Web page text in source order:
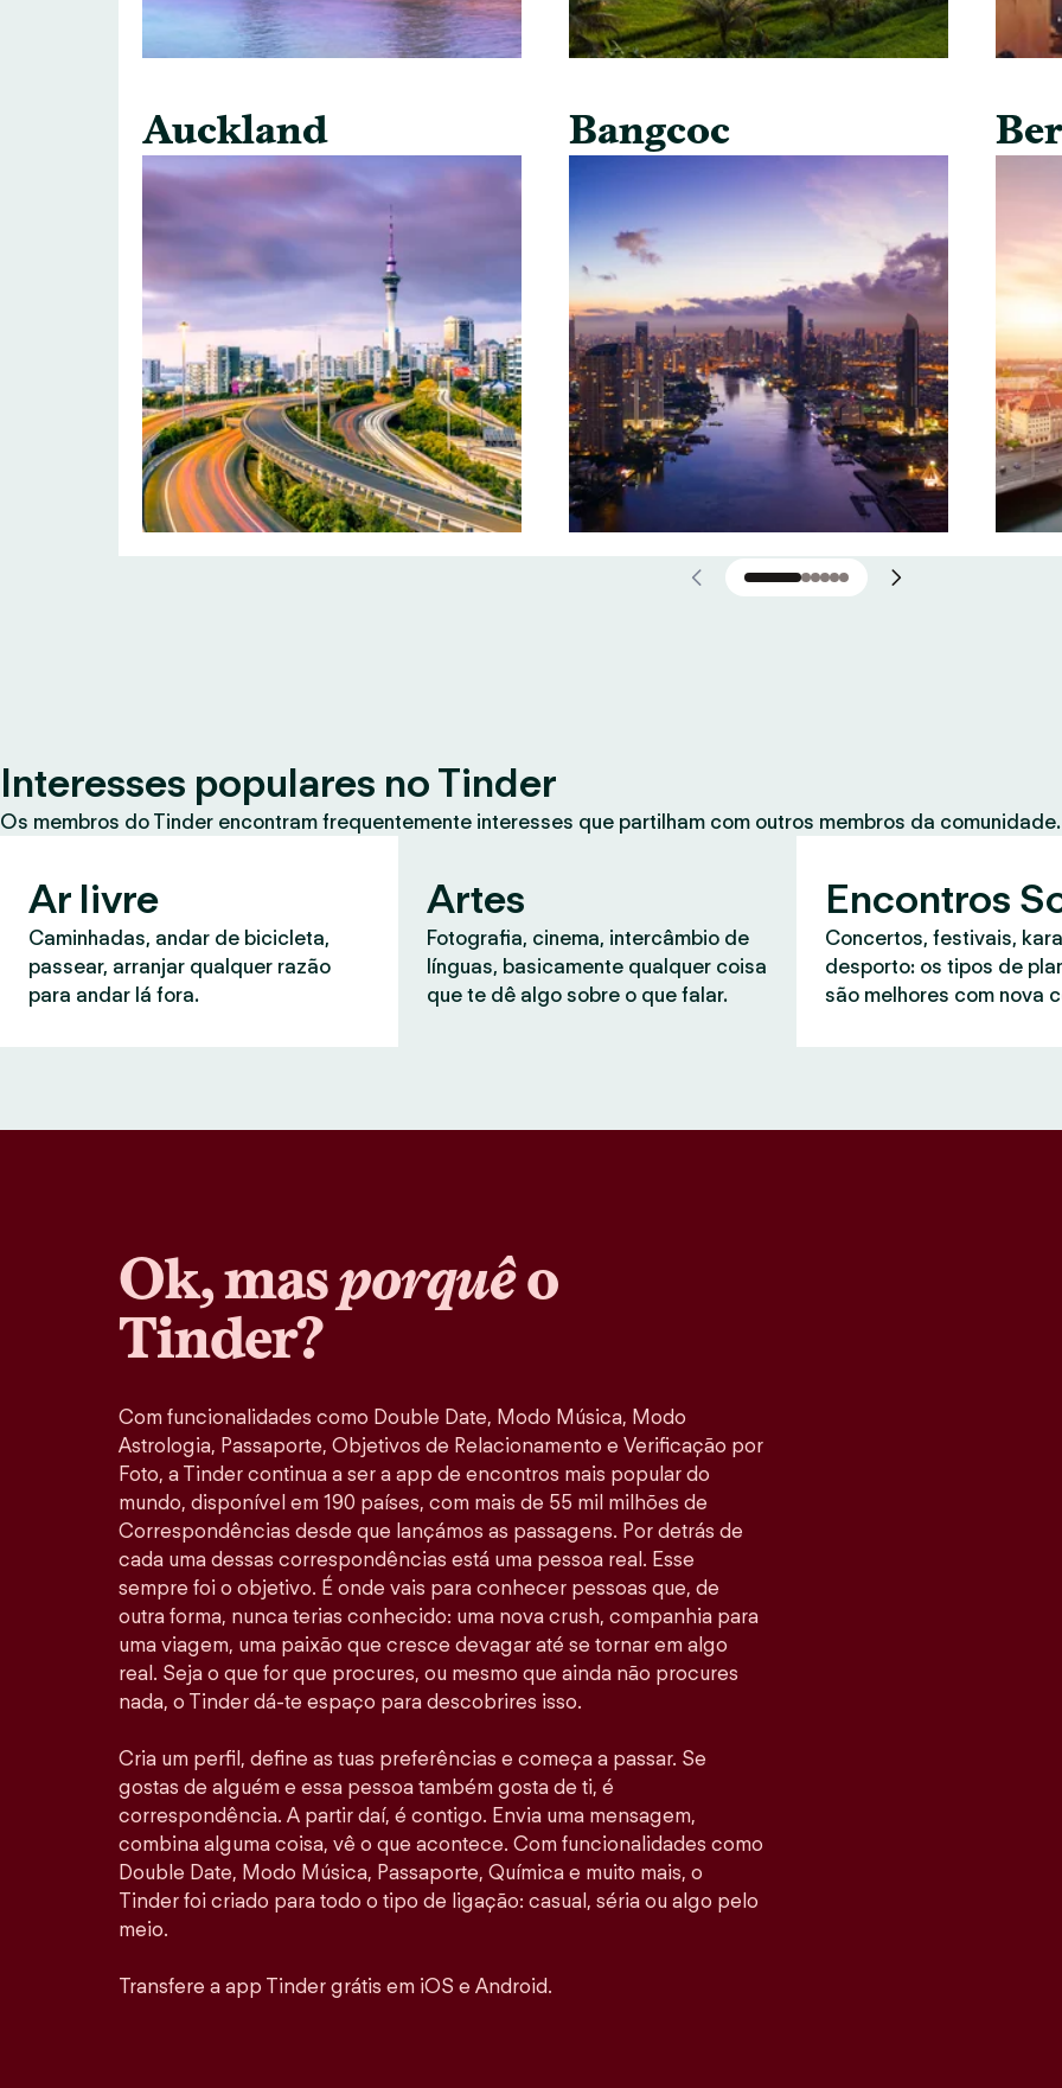
Auckland Bangcoc
Interesses populares no Tinder
Os membros do Tinder encontram frequentemente interesses que partilham com outros membros da
Ar livre
Caminhadas, andar de bicicleta,
passear, arranjar qualquer razão
para andar lá fora.
Artes
Fotografia, cinema, intercâmbio de
línguas, basicamente qualquer coisa
que te dê algo sobre o que falar.
Encontros
Concertos, festivais,
desporto: os tipos de
são melhores com nova
Ok, masporquêo
Tinder?
Com funcionalidades como Double Date, Modo Música, Modo
Astrologia, Passaporte, Objetivos de Relacionamento e Verificação por
Foto, a Tinder continua a ser a app de encontros mais popular do
mundo, disponível em 190 países, com mais de 55 mil milhões de
Correspondências desde que lançámos as passagens. Por detrás de
cada uma dessas correspondências está uma pessoa real. Esse
sempre foi o objetivo. É onde vais para conhecer pessoas que, de
outra forma, nunca terias conhecido: uma nova crush, companhia para
uma viagem, uma paixão que cresce devagar até se tornar em algo
real. Seja o que for que procures, ou mesmo que ainda não procures
nada, o Tinder dá-te espaço para descobrires isso.
Cria um perfil, define as tuas preferências e começa a passar. Se
gostas de alguém e essa pessoa também gosta de ti, é
correspondência. A partir daí, é contigo. Envia uma mensagem,
combina alguma coisa, vê o que acontece. Com funcionalidades como
Double Date, Modo Música, Passaporte, Química e muito mais, o
Tinder foi criado para todo o tipo de ligação: casual, séria ou algo pelo
meio.
Transfere a app Tinder grátis em iOS e Android.